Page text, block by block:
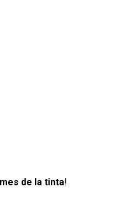
de la tinta!